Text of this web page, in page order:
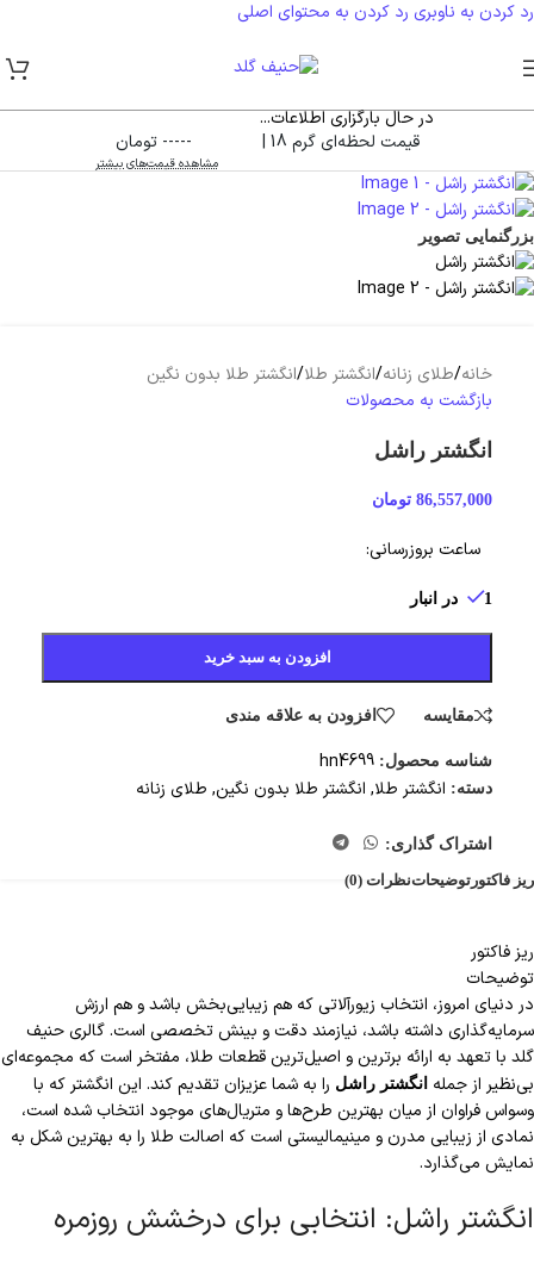
رد کردن به ناوبری رد کردن به محتوای اصلی
در حال بارگزاری اطلاعات...
قیمت لحظه‌ای گرم 18 |
----- تومان
مشاهده قیمت‌های بیشتر
بزرگنمایی تصویر
خانه/طلای زنانه/انگشتر طلا/انگشتر طلا بدون نگین
بازگشت به محصولات
انگشتر راشل
86,557,000 تومان
ساعت بروزرسانی:
1 در انبار
افزودن به سبد خرید
مقایسه افزودن به علاقه مندی
شناسه محصول: hn4699
دسته: انگشتر طلا, انگشتر طلا بدون نگین, طلای زنانه
اشتراک گذاری:
ریز فاکتور توضیحاتنظرات (0)
ریز فاکتور
توضیحات
در دنیای امروز، انتخاب زیورآلاتی که هم زیبایی‌بخش باشد و هم ارزش
سرمایه‌گذاری داشته باشد، نیازمند دقت و بینش تخصصی است. گالری حنیف
گلد با تعهد به ارائه برترین‌ و اصیل‌ترین قطعات طلا، مفتخر است که مجموعه‌ای
بی‌نظیر از جمله انگشتر راشل را به شما عزیزان تقدیم کند. این انگشتر که با
وسواس فراوان از میان بهترین طرح‌ها و متریال‌های موجود انتخاب شده است،
نمادی از زیبایی مدرن و مینیمالیستی است که اصالت طلا را به بهترین شکل به
نمایش می‌گذارد.
انگشتر راشل: انتخابی برای درخشش روزمره